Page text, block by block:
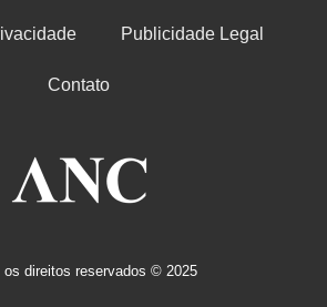
Publicidade Legal
Contato
os direitos reservados © 2025